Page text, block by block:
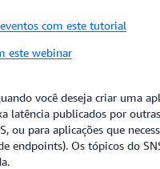
orientadas por eventos da
com este tutorial
este webinar
você deseja criar uma
latência publicados por
ou para aplicações que
endpoints). Os tópicos do